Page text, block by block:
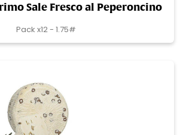
Sale Fresco al Peperoncino
Pack x12 - 1.75#